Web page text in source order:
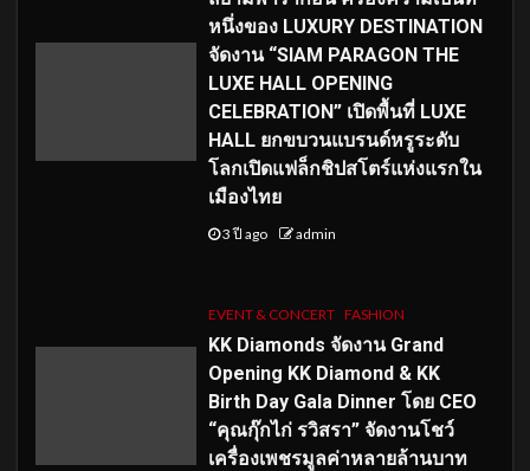
หนึ่งของ LUXURY DESTINATION
จัดงาน “SIAM PARAGON THE
LUXE HALL OPENING
CELEBRATION” เปิดพื้นที่ LUXE
HALL ยกขบวนแบรนด์หรูระดับ
โลกเปิดแฟล็กชิปสโตร์แห่งแรกใน
เมืองไทย
3 ปี ago admin
EVENT & CONCERT FASHION
KK Diamonds จัดงาน Grand
Opening KK Diamond & KK
Birth Day Gala Dinner โดย CEO
“คุณกุ๊กไก่ รวิสรา” จัดงานโชว์
เครื่องเพชรมูลค่าหลายล้านบาท